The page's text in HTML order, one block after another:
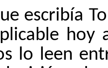
escribía
hoy
lo leen